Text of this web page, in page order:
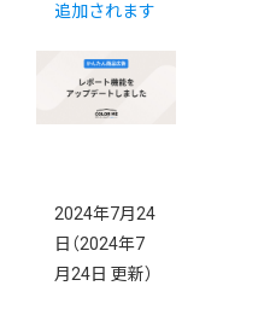
追加されます
2024年7月24
日 （2024年7
月24日 更新）